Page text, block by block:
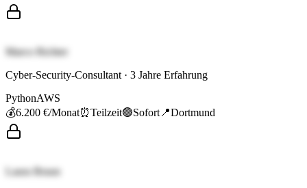
Marco Richter
Cyber-Security-Consultant · 3 Jahre Erfahrung
PythonAWS
💰6.200 €/Monat⏰Teilzeit🟢Sofort 📍Dortmund
Laura Braun